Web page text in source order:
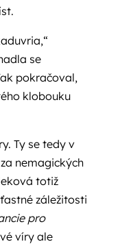
se
pokračoval,
klobouku
Ty se tedy v
nemagických
totiž
záležitosti
pro
víry ale